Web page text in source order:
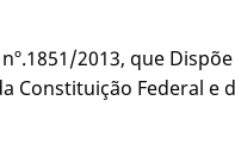
2013, que
Constituição Federal e